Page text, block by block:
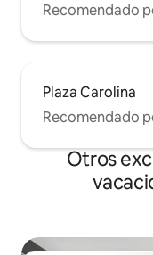
Recomendado
Plaza Carolina
Recomendado
Otros